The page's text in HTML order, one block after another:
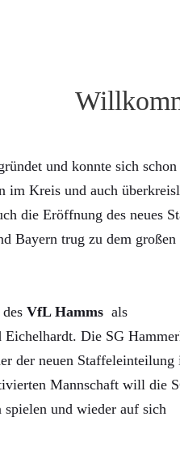
und konnte sich
im Kreis und auch
die Eröffnung des neues
Bayern trug zu dem großen
VfL Hamms als
Die SG
der neuen Staffeleinteilung
Mannschaft will die
spielen und wieder auf sich